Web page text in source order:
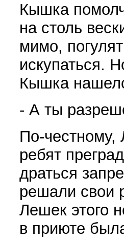
Кышка
на столь
мимо,
искупаться.
Кышка
- А ты
По-честному,
ребят
драться
решали свои
Лешек этого
в приюте